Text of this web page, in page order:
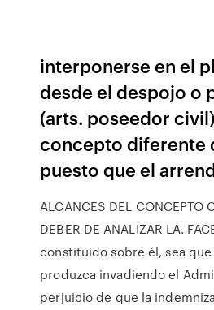
interponerse en el
desde el despojo o
(arts. poseedor
concepto diferente
puesto que el
ALCANCES DEL CONCEPTO
DEBER DE ANALIZAR LA.
constituido sobre él, sea
produzca invadiendo el
perjuicio de que la